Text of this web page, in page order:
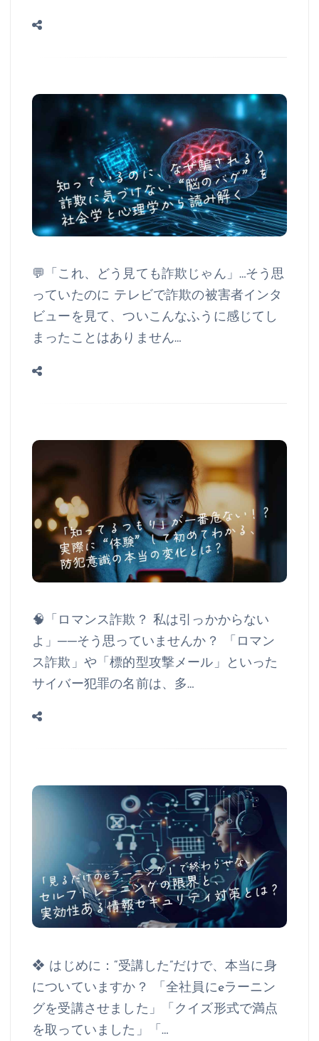
💬「これ、どう見ても詐欺じゃん」…そう思
っていたのに テレビで詐欺の被害者インタ
ビューを見て、ついこんなふうに感じてし
まったことはありません…
🧠「ロマンス詐欺？ 私は引っかからない
よ」──そう思っていませんか？ 「ロマン
ス詐欺」や「標的型攻撃メール」といった
サイバー犯罪の名前は、多…
❖ はじめに：“受講した”だけで、本当に身
についていますか？ 「全社員にeラーニン
グを受講させました」「クイズ形式で満点
を取っていました」「…